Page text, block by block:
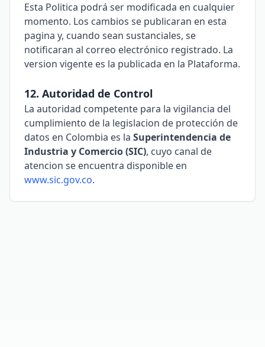
Esta Politica podrá ser modificada en cualquier
momento. Los cambios se publicaran en esta
pagina y, cuando sean sustanciales, se
notificaran al correo electrónico registrado. La
version vigente es la publicada en la Plataforma.
12. Autoridad de Control
La autoridad competente para la vigilancia del
cumplimiento de la legislacion de protección de
datos en Colombia es la Superintendencia de
Industria y Comercio (SIC), cuyo canal de
atencion se encuentra disponible en
www.sic.gov.co.